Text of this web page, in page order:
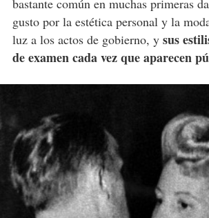
bastante común en muchas primeras
gusto por la estética personal y la
luz a los actos de gobierno, y sus
de examen cada vez que aparecen